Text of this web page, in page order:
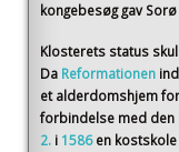
kongebesøg gav
Klosterets status
Da Reformationen
et alderdomshjem
forbindelse med
2. i 1586 en